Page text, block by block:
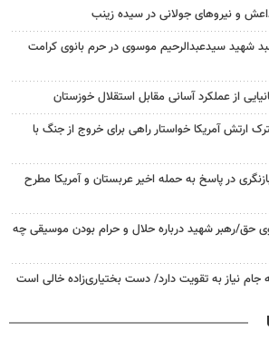
و نیروهای جولانی در سیده زینب
شهید سیدعبدالرحیم موسوی در حرم بانوی کرامت
از عملکرد آسانی مقابل استقلال خوزستان
ارتش آمریکا خواستار راهی برای خروج از جنگ با
در پاسخ به حمله اخیر عربستان و آمریکا مطرح
حق/رهبر شهید درباره حلال و حرام بودن موسیقی چه
جام نیاز به تقویت دارد/ دست بختیاری‌زاده خالی است